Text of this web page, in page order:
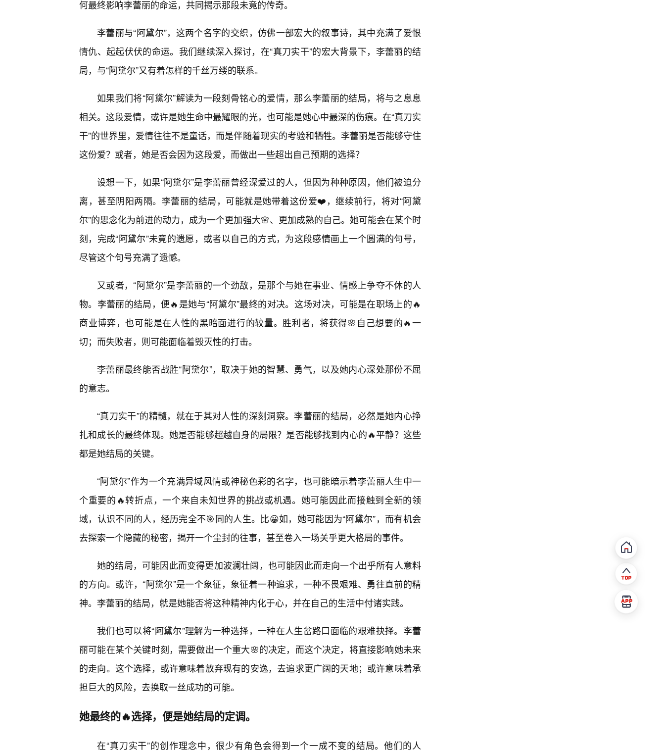
何最终影响李蕾丽的命运，共同揭示那段未竟的传奇。
李蕾丽与“阿黛尔”，这两个名字的交织，仿佛一部宏大的叙事诗，其中充满了爱恨
情仇、起起伏伏的命运。我们继续深入探讨，在“真刀实干”的宏大背景下，李蕾丽的结
局，与“阿黛尔”又有着怎样的千丝万缕的联系。
如果我们将“阿黛尔”解读为一段刻骨铭心的爱情，那么李蕾丽的结局，将与之息息
相关。这段爱情，或许是她生命中最耀眼的光，也可能是她心中最深的伤痕。在“真刀实
干”的世界里，爱情往往不是童话，而是伴随着现实的考验和牺牲。李蕾丽是否能够守住
这份爱？或者，她是否会因为这段爱，而做出一些超出自己预期的选择？
设想一下，如果“阿黛尔”是李蕾丽曾经深爱过的人，但因为种种原因，他们被迫分
离，甚至阴阳两隔。李蕾丽的结局，可能就是她带着这份爱❤️，继续前行，将对“阿黛
尔”的思念化为前进的动力，成为一个更加强大🌸、更加成熟的自己。她可能会在某个时
刻，完成“阿黛尔”未竟的遗愿，或者以自己的方式，为这段感情画上一个圆满的句号，
尽管这个句号充满了遗憾。
又或者，“阿黛尔”是李蕾丽的一个劲敌，是那个与她在事业、情感上争夺不休的人
物。李蕾丽的结局，便🔥是她与“阿黛尔”最终的对决。这场对决，可能是在职场上的🔥
商业博弈，也可能是在人性的黑暗面进行的较量。胜利者，将获得🌸自己想要的🔥一
切；而失败者，则可能面临着毁灭性的打击。
李蕾丽最终能否战胜“阿黛尔”，取决于她的智慧、勇气，以及她内心深处那份不屈
的意志。
“真刀实干”的精髓，就在于其对人性的深刻洞察。李蕾丽的结局，必然是她内心挣
扎和成长的最终体现。她是否能够超越自身的局限？是否能够找到内心的🔥平静？这些
都是她结局的关键。
“阿黛尔”作为一个充满异域风情或神秘色彩的名字，也可能暗示着李蕾丽人生中一
个重要的🔥转折点，一个来自未知世界的挑战或机遇。她可能因此而接触到全新的领
域，认识不同的人，经历完全不🎯同的人生。比😀如，她可能因为“阿黛尔”，而有机会
去探索一个隐藏的秘密，揭开一个尘封的往事，甚至卷入一场关乎更大格局的事件。
她的结局，可能因此而变得更加波澜壮阔，也可能因此而走向一个出乎所有人意料
的方向。或许，“阿黛尔”是一个象征，象征着一种追求，一种不畏艰难、勇往直前的精
神。李蕾丽的结局，就是她能否将这种精神内化于心，并在自己的生活中付诸实践。
我们也可以将“阿黛尔”理解为一种选择，一种在人生岔路口面临的艰难抉择。李蕾
丽可能在某个关键时刻，需要做出一个重大🌸的决定，而这个决定，将直接影响她未来
的走向。这个选择，或许意味着放弃现有的安逸，去追求更广阔的天地；或许意味着承
担巨大的风险，去换取一丝成功的可能。
她最终的🔥选择，便是她结局的定调。
在“真刀实干”的创作理念中，很少有角色会得到一个一成不变的结局。他们的人